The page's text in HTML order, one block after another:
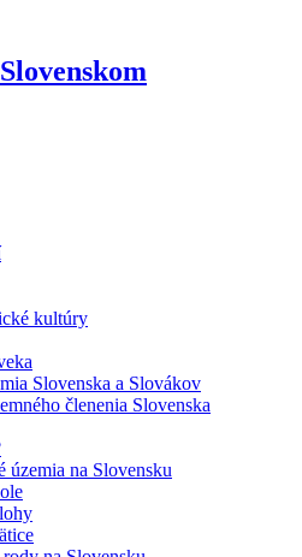
kultúry
Slovenska a Slovákov
členenia Slovenska
územia na Slovensku